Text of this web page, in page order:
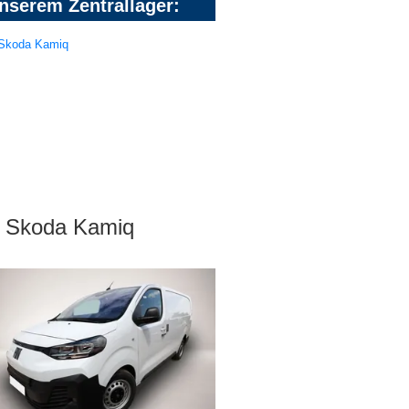
Zentrallager:
Skoda Kamiq